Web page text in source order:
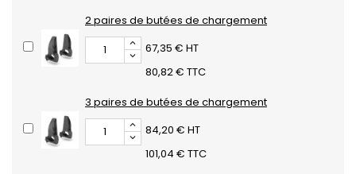
2 paires de butées de chargement
67,35 € HT
80,82 € TTC
3 paires de butées de chargement
84,20 € HT
101,04 € TTC